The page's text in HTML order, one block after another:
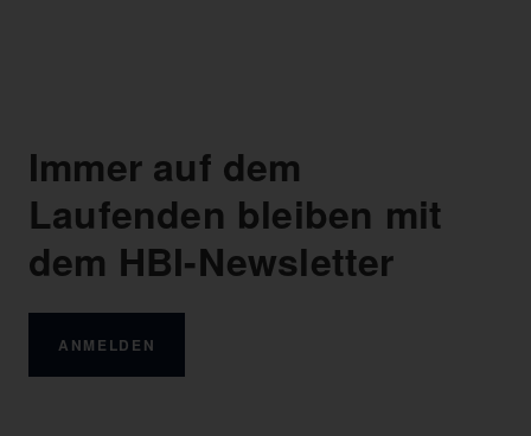
Immer auf dem
Laufenden bleiben mit
dem HBI-Newsletter
ANMELDEN